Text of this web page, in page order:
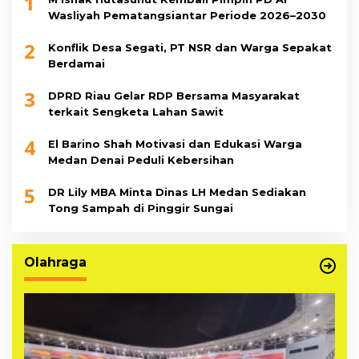
Wasliyah Pematangsiantar Periode 2026–2030
2
Konflik Desa Segati, PT NSR dan Warga Sepakat
Berdamai
3
DPRD Riau Gelar RDP Bersama Masyarakat
terkait Sengketa Lahan Sawit
4
El Barino Shah Motivasi dan Edukasi Warga
Medan Denai Peduli Kebersihan
5
DR Lily MBA Minta Dinas LH Medan Sediakan
Tong Sampah di Pinggir Sungai
Olahraga